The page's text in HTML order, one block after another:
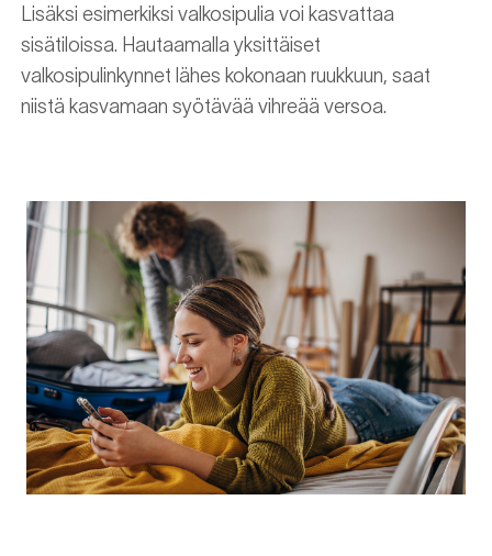
Lisäksi esimerkiksi valkosipulia voi kasvattaa
sisätiloissa. Hautaamalla yksittäiset
valkosipulinkynnet lähes kokonaan ruukkuun, saat
niistä kasvamaan syötävää vihreää versoa.